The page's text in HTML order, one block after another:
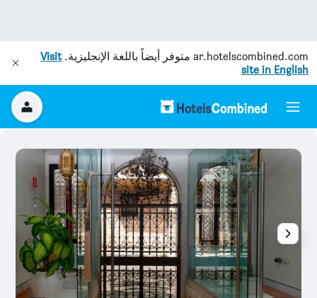
ar.hotelscombined.com متوفر أيضاً باللغة الإنجليزية.Visit
site in English